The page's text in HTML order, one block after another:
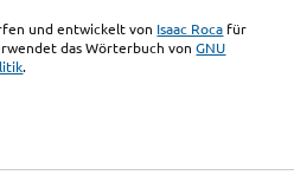
und entwickelt von Isaac Roca für
das Wörterbuch vonGNU
.